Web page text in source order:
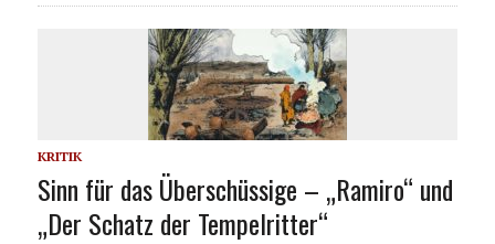
KRITIK
Sinn für das Überschüssige – „Ramiro“ und
„Der Schatz der Tempelritter“